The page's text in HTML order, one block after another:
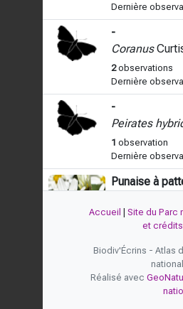
Dernière
-
Coranus
2observations
Dernière
-
Peirates
1 observation
Dernière
Punaise à
15 observations
Dernière
Réduve
Reduvius
observations
Accueil Site du Parc
et crédits
Biodiv'Écrins - Atlas
Réalisé avec